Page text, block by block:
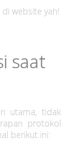
website yah!
saat
utama, tidak
protokol
berikut ini: